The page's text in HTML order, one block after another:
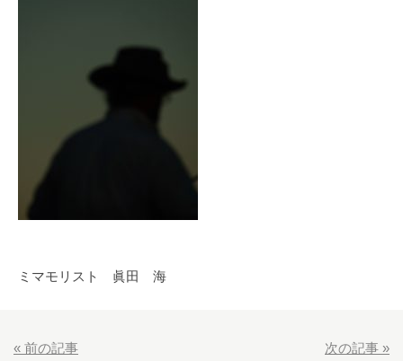
ミマモリスト 眞田 海
« 前の記事 次の記事 »